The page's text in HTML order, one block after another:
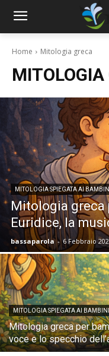
Home Mitologia greca
MITOLOGIA
MITOLOGIA SPIEGATA AI BAMBINI
Mitologia greca
Euridice, la
bassaparola - 6 Febbraio
MITOLOGIA SPIEGATA AI BAMBINI
Mitologia greca per
voce e lo specchio